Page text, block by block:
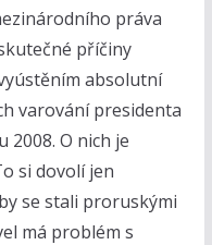
práva
příčiny
absolutní
varování presidenta
2008. O nich je
si dovolí jen
se stali proruskými
má problém s